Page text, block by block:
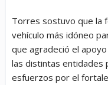
Torres sostuvo que la
vehículo más idóneo
que agradeció el
las distintas entidades
esfuerzos por el